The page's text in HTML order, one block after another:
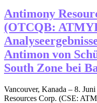
Antimony
(OTCQB:
Antimon von
South Zone bei
Vancouver, Kanada – 8.
Resources Corp. (CSE: